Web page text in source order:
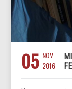
05 NOV
2016